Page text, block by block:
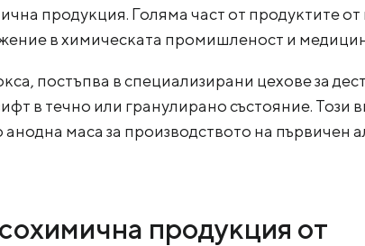
продукция. Голяма част от продуктите от
в химическата промишленост и
постъпва в специализирани цехове за
в течно или гранулирано състояние. Този
маса за производството на първичен
продукция от